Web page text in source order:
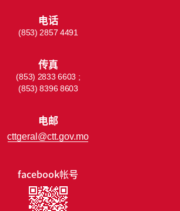
facebook帐号
电话
(853) 2857 4491
传真
(853) 2833 6603 ;
(853) 8396 8603
电邮
cttgeral@ctt.gov.mo